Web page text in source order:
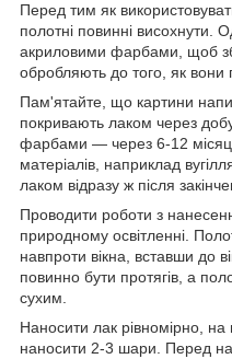
Перед тим як
полотні повинні висохнути.
акриловими фарбами, щоб
обробляють до того, як вони
Пам'ятайте, що картини
покривають лаком через
фарбами — через 6-12
матеріалів, наприклад
лаком відразу ж після
Проводити роботи з
природному освітленні.
навпроти вікна, вставши до
повинно бути протягів, а
сухим.
Наносити лак рівномірно,
наносити 2-3 шари. Перед